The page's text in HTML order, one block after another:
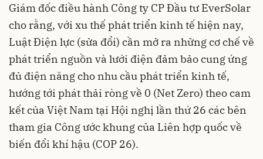
Giám đốc điều hành Công ty CP Đầu tư EverSolar
cho rằng, với xu thế phát triển kinh tế hiện nay,
Luật Điện lực (sửa đổi) cần mở ra những cơ chế về
phát triển nguồn và lưới điện đảm bảo cung ứng
đủ điện năng cho nhu cầu phát triển kinh tế,
hướng tới phát thải ròng về 0 (Net Zero) theo cam
kết của Việt Nam tại Hội nghị lần thứ 26 các bên
tham gia Công ước khung của Liên hợp quốc về
biến đổi khí hậu (COP 26).